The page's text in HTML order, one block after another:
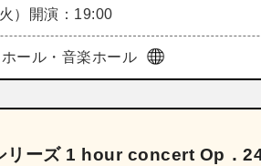
） 開演：19:00
ール・音楽ホール
リーズ 1 hour concert Op．